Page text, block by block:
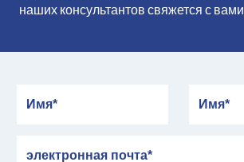
наших консультантов свяжется с вами